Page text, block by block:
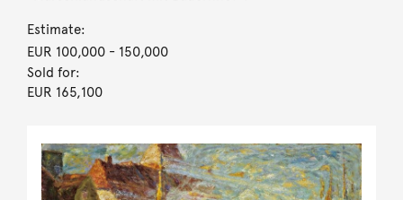
Estimate:
EUR 100,000- 150,000
Sold for:
EUR 165,100